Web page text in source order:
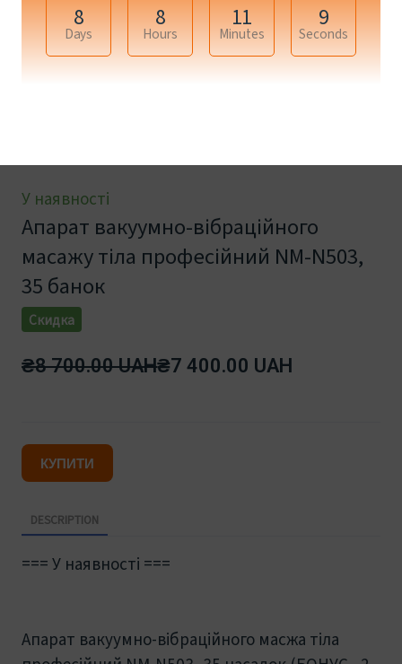
У наявності
Апарат вакуумно-вібраційного
масажу тіла професійний NМ-N503,
35 банок
Скидка
₴8 700.00 UAH₴7 400.00 UAH
КУПИТИ
DESCRIPTION
=== У наявності ===
Апарат вакуумно-вібраційного масжа тіла
8
Days
8
Hours
11
Minutes
8
Seconds